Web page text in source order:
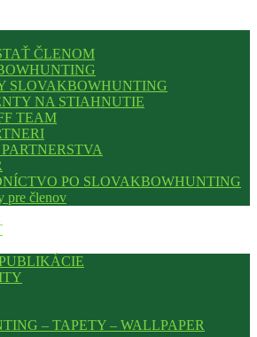
ČLENOM
SLOVAKBOWHUNTING
NA STIAHNUTIE
TEAM
PO SLOVAKBOWHUNTING
pre členov
– TAPETY – WALLPAPER